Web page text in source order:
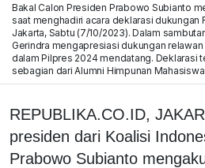
Bakal Calon Presiden Prabowo Subianto
saat menghadiri acara deklarasi dukungan
Jakarta, Sabtu (7/10/2023). Dalam
Gerindra mengapresiasi dukungan
dalam Pilpres 2024 mendatang. Deklarasi
sebagian dari Alumni Himpunan
REPUBLIKA.CO.ID,
presiden dari Koalisi
Prabowo Subianto